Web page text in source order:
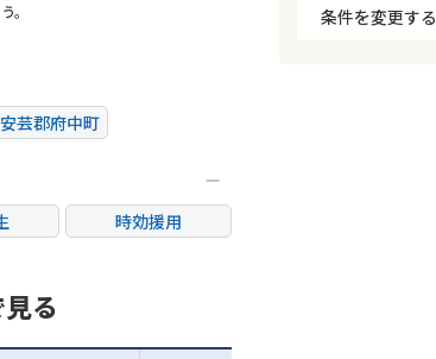
。
安芸郡府中町
時効援用
る
条件を変更する